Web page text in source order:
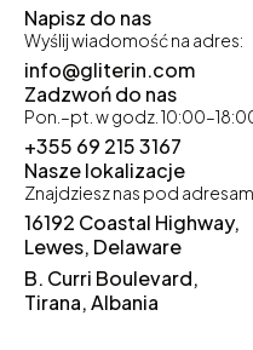
Napisz do nas
Wyślij wiadomość na adres:
info@gliterin.com
Zadzwoń do nas
Pon.–pt. w godz.
+355 69 215 3167
Nasze lokalizacje
Znajdziesz nas pod
16192 Coastal Highway,
Lewes, Delaware
B. Curri Boulevard,
Tirana, Albania